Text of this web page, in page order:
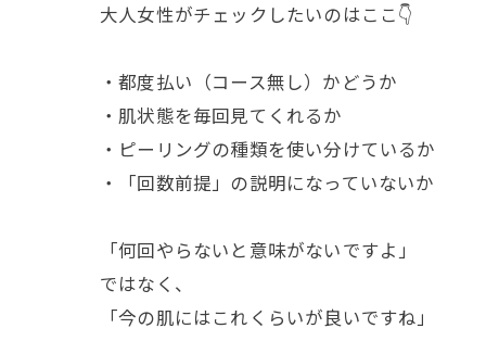
大人女性がチェックしたいのはここ👇
・都度払い（コース無し）かどうか
・肌状態を毎回見てくれるか
・ピーリングの種類を使い分けているか
・「回数前提」の説明になっていないか
「何回やらないと意味がないですよ」
ではなく、
「今の肌にはこれくらいが良いですね」